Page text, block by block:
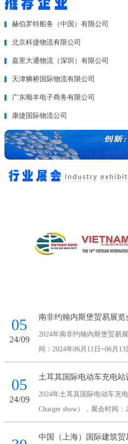
赫伯罗特船务（中国）有限公司
北京科捷物流有限公司
嘉里大通物流（深圳）有限公司
天津狮桥国际物流有限公司
广东顺丰电子商务有限公司
康捷国际物流公司
05
24/09
南非约翰内斯堡贸易展览
2024年南非约翰内斯堡贸易
间：2024年06月11日~06月
斯堡-Maude Street Sandown
中心，主办方：南非国家展览
05
24/09
2024年土耳其国际电动车充
Charger show），展会时间：
展会地点：土耳其-伊斯坦布
方：Voli Fuar Hizmetleri A.S.
中国（上海）国际建筑贸